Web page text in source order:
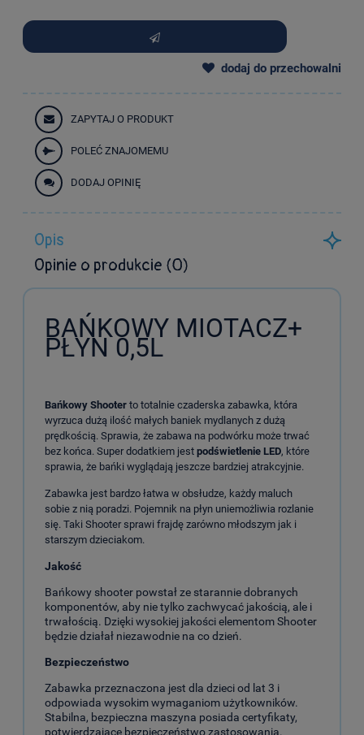
dodaj do przechowalni
ZAPYTAJ O PRODUKT
POLEĆ ZNAJOMEMU
DODAJ OPINIĘ
Opis
Opinie o produkcie (0)
BAŃKOWY MIOTACZ+
PŁYN 0,5L
Bańkowy Shooter to totalnie czaderska zabawka, która
wyrzuca dużą ilość małych baniek mydlanych z dużą
prędkością. Sprawia, że zabawa na podwórku może trwać
bez końca. Super dodatkiem jest podświetlenie LED, które
sprawia, że bańki wyglądają jeszcze bardziej atrakcyjnie.
Zabawka jest bardzo łatwa w obsłudze, każdy maluch
sobie z nią poradzi. Pojemnik na płyn uniemożliwia rozlanie
się. Taki Shooter sprawi frajdę zarówno młodszym jak i
starszym dzieciakom.
Jakość
Bańkowy shooter powstał ze starannie dobranych
komponentów, aby nie tylko zachwycać jakością, ale i
trwałością. Dzięki wysokiej jakości elementom Shooter
będzie działał niezawodnie na co dzień.
Bezpieczeństwo
Zabawka przeznaczona jest dla dzieci od lat 3 i
odpowiada wysokim wymaganiom użytkowników.
Stabilna, bezpieczna maszyna posiada certyfikaty,
potwierdzające bezpieczeństwo zastosowania.